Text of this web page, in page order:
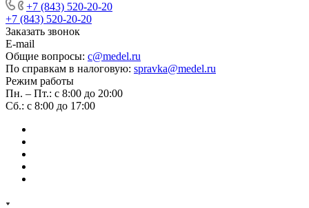
+7 (843) 520-20-20
+7 (843) 520-20-20
Заказать звонок
E-mail
Общие вопросы: c@medel.ru
По справкам в налоговую: spravka@medel.ru
Режим работы
Пн. – Пт.: с 8:00 до 20:00
Сб.: с 8:00 до 17:00